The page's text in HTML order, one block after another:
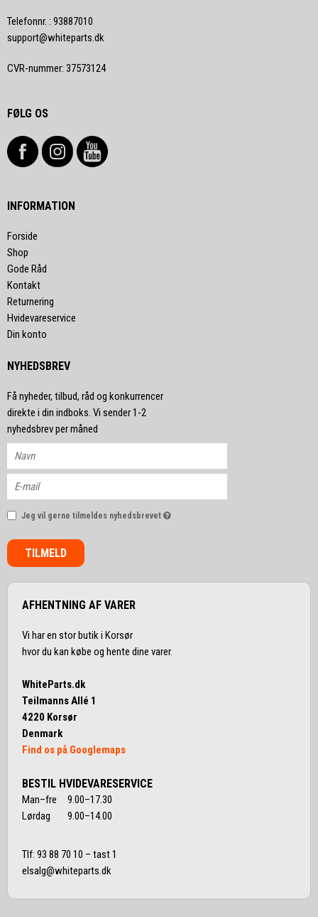
Telefonnr. : 93887010
support@whiteparts.dk
CVR-nummer: 37573124
FØLG OS
INFORMATION
Forside
Shop
Gode Råd
Kontakt
Returnering
Hvidevareservice
Din konto
NYHEDSBREV
Få nyheder, tilbud, råd og konkurrencer
direkte i din indboks. Vi sender 1-2
nyhedsbrev per måned
Jeg vil gerne tilmeldes nyhedsbrevet
TILMELD
AFHENTNING AF VARER
Vi har en stor butik i Korsør
hvor du kan købe og hente dine varer.
WhiteParts.dk
Teilmanns Allé 1
4220 Korsør
Denmark
Find os på Googlemaps
BESTIL HVIDEVARESERVICE
Man–fre 9.00–17.30
Lørdag 9.00–14.00
Tlf: 93 88 70 10 – tast 1
elsalg@whiteparts.dk